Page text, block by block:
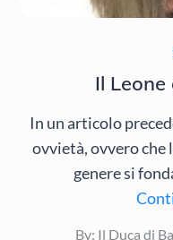
Il
In un articolo
ovvietà, ovvero
genere si
By: Il Duca di